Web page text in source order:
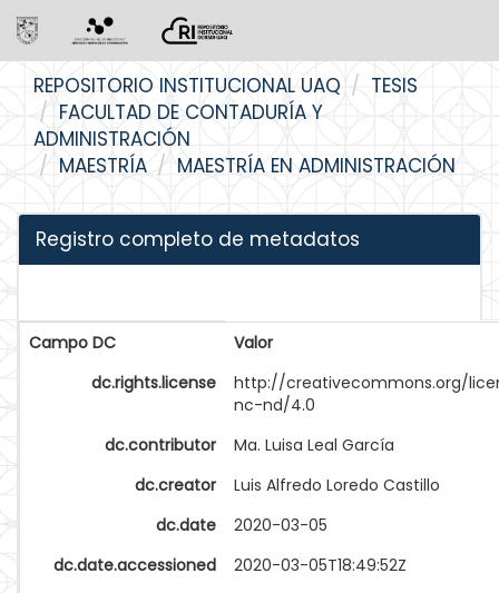
navigation
REPOSITORIO INSTITUCIONAL UAQ
TESIS
FACULTAD DE CONTADURÍA Y
ADMINISTRACIÓN
MAESTRÍA
MAESTRÍA EN ADMINISTRACIÓN
Registro completo de metadatos
Campo DC
Valor
dc.rights.license
http://creativecommons.org/
nc-nd/4.0
dc.contributor
Ma. Luisa Leal García
dc.creator
Luis Alfredo Loredo Castillo
dc.date
2020-03-05
dc.date.accessioned
2020-03-05T18:49:52Z